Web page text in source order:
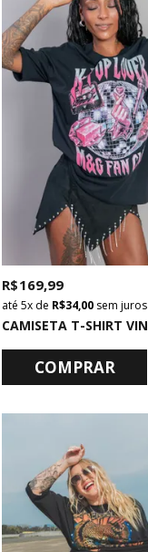
R$ 169,99
5x de R$ 34,00 sem juros
COMPRAR